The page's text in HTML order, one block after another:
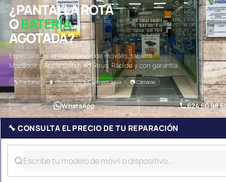
¿PANTALLA ROTA
OBATERÍA
AGOTADA?
Especialistas en reparación de móviles, tablets,
MacBook y Apple Watch en Reus. Rápido y con garantía.
🔧 Pantallas 🔋 Baterías 💧 Daño por agua 📷 Cámaras
WhatsApp 624 60 98
🔧 CONSULTA EL PRECIO DE TU REPARACIÓN